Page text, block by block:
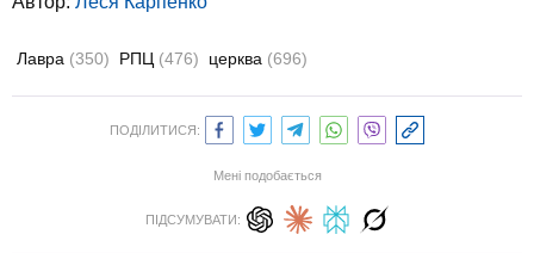
Лавра (350) РПЦ (476) церква (696)
ПОДІЛИТИСЯ:
Мені подобається
ПІДСУМУВАТИ: